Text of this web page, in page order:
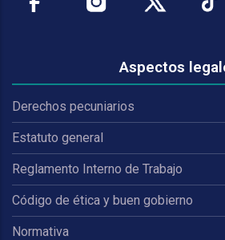
Aspectos
Derechos pecuniarios
Estatuto general
Reglamento Interno de Trabajo
Código de ética y buen gobierno
Normativa